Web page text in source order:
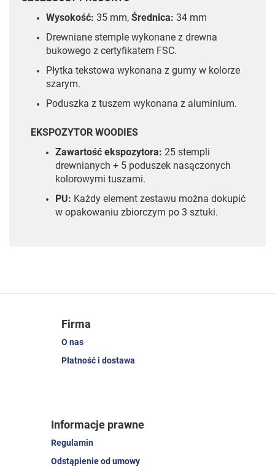
Wysokość: 35 mm, Średnica: 34 mm
Drewniane stemple wykonane z drewna
bukowego z certyfikatem FSC.
Płytka tekstowa wykonana z gumy w kolorze
szarym.
Poduszka z tuszem wykonana z aluminium.
EKSPOZYTOR WOODIES
Zawartość ekspozytora: 25 stempli
drewnianych + 5 poduszek nasączonych
kolorowymi tuszami.
PU: Każdy element zestawu można dokupić
w opakowaniu zbiorczym po 3 sztuki.
Firma
O nas
Płatność i dostawa
Informacje prawne
Regulamin
Odstąpienie od umowy